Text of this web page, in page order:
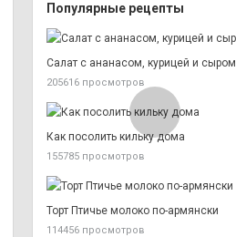
Популярные рецепты
Салат с ананасом, курицей и сыром
205616 просмотров
Как посолить кильку дома
155785 просмотров
Торт Птичье молоко по-армянски
114456 просмотров